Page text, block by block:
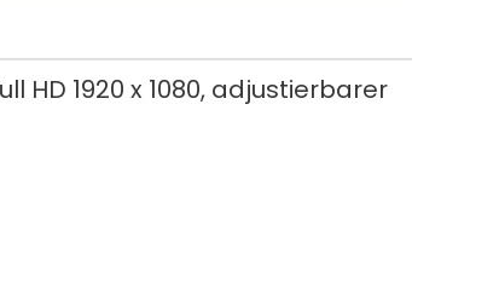
HD 1920 x 1080, adjustierbarer